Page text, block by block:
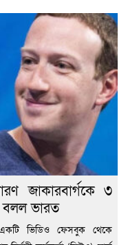
জাকারবার্গকে ৩
বলল ভারত
একটি ভিডিও ফেসবুক থেকে